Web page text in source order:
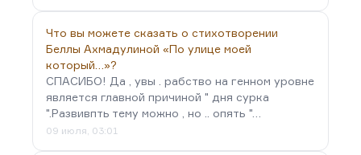
Что вы можете сказать о стихотворении
Беллы Ахмадулиной «По улице моей
который…»?
СПАСИБО! Да , увы . рабство на генном уровне
является главной причиной " дня сурка
".Развивпть тему можно , но .. опять "…
09 июля, 03:01